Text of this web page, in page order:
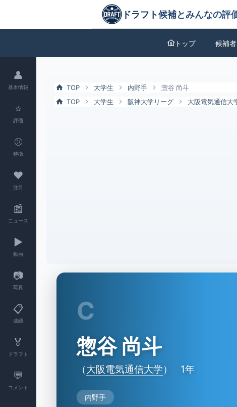
惣谷 尚斗（大阪電気通信大）の特徴とドラフト評価 | ドラフト候補とみん
ドラフト候補とみんなの評価
トップ 候補者
👤
基本情報
⭐
評価
⚾
特徴
❤
注目
📰
ニュース
▶️
動画
📷
写真
📋
成績
🏅
ドラフト
💬
コメント
TOP 大学生 内野手
惣谷 尚斗
TOP
大学生 阪神大学リーグ 大阪電気通信大
C
惣谷 尚斗
（大阪電気通信大学） 1年
内野手